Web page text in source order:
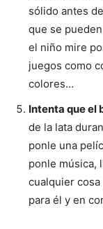
sólido antes
que se
el niño mire
juegos como
colores…
Intenta que el
de la lata
ponle una
ponle música,
cualquier cosa
para él y en